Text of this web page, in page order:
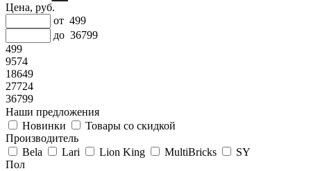
Цена, руб.
от 499
до 36799
499
9574
18649
27724
36799
Наши предложения
Новинки
Товары со скидкой
Производитель
Bela
Lari Lion King MultiBricks
SY
Пол